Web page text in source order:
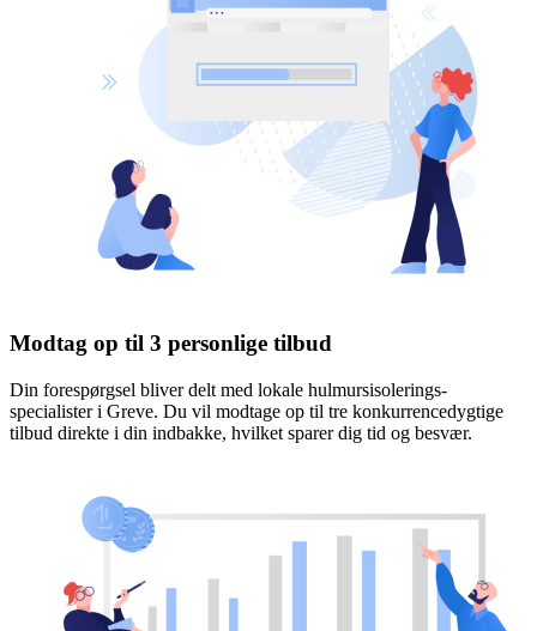
Modtag op til 3 personlige tilbud
Din forespørgsel bliver delt med lokale hulmursisolerings-
specialister i Greve. Du vil modtage op til tre konkurrencedygtige
tilbud direkte i din indbakke, hvilket sparer dig tid og besvær.